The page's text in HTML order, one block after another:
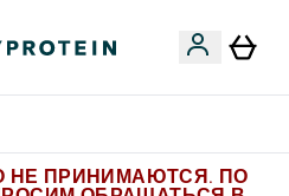
НЕ ПРИНИМАЮТСЯ. ПО